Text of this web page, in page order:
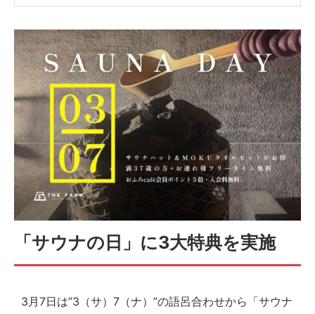
「サウナの日」に3大特典を実施
3月7日は”3（サ）7（ナ）”の語呂合わせから「サウナ